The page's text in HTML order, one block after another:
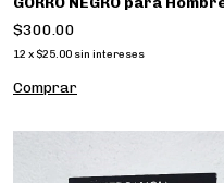
Mujer She No More Oficial
$300.00
12 x $25.00 sin intereses
Comprar